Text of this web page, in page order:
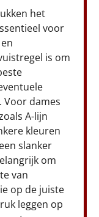
het
voor
is om
dames
A-lijn
kleuren
slanker
om
van
op de juiste
leggen op